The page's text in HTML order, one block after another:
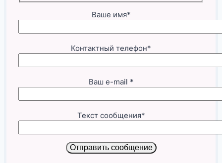
Ваше имя*
Контактный телефон*
Ваш e-mail *
Текст сообщения*
Отправить сообщение